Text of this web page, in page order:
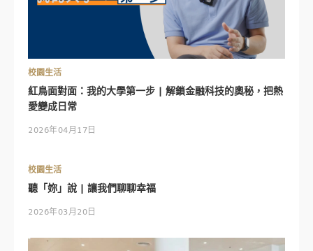
校園生活
紅鳥面對面：我的大學第一步 | 解鎖金融科技的奧秘，把熱
愛變成日常
2026年04月17日
校園生活
聽「妳」說 | 讓我們聊聊幸福
2026年03月20日